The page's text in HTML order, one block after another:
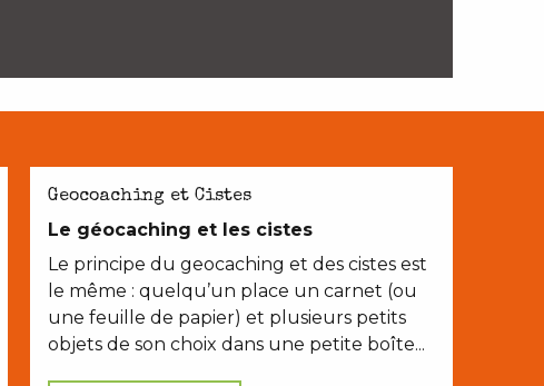
Geocoaching et Cistes
Le géocaching et les cistes
Le principe du geocaching et des cistes est
le même : quelqu’un place un carnet (ou
une feuille de papier) et plusieurs petits
objets de son choix dans une petite boîte...